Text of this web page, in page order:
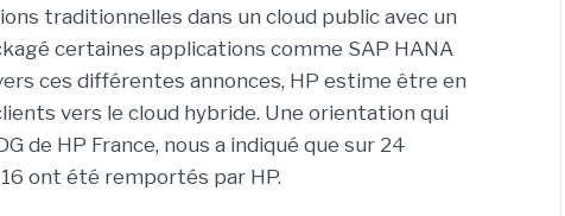
traditionnelles dans un cloud public avec un
certaines applications comme SAP HANA
ces différentes annonces, HP estime être en
vers le cloud hybride. Une orientation qui
de HP France, nous a indiqué que sur 24
ont été remportés par HP.